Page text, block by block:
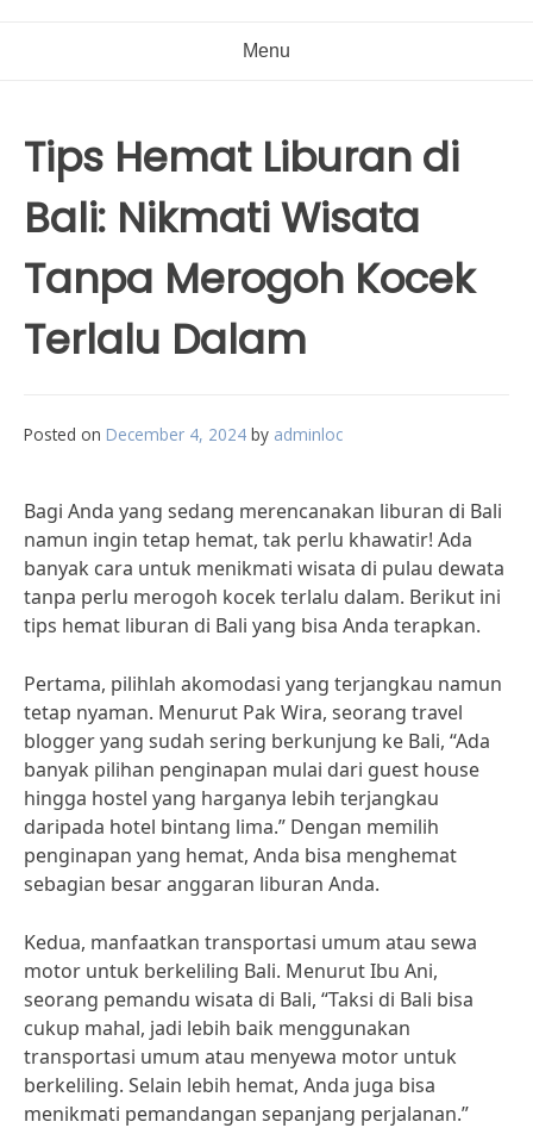
Menu
Tips Hemat Liburan di
Bali: Nikmati Wisata
Tanpa Merogoh Kocek
Terlalu Dalam
Posted on December 4, 2024 by adminloc
Bagi Anda yang sedang merencanakan liburan di Bali
namun ingin tetap hemat, tak perlu khawatir! Ada
banyak cara untuk menikmati wisata di pulau dewata
tanpa perlu merogoh kocek terlalu dalam. Berikut ini
tips hemat liburan di Bali yang bisa Anda terapkan.
Pertama, pilihlah akomodasi yang terjangkau namun
tetap nyaman. Menurut Pak Wira, seorang travel
blogger yang sudah sering berkunjung ke Bali, “Ada
banyak pilihan penginapan mulai dari guest house
hingga hostel yang harganya lebih terjangkau
daripada hotel bintang lima.” Dengan memilih
penginapan yang hemat, Anda bisa menghemat
sebagian besar anggaran liburan Anda.
Kedua, manfaatkan transportasi umum atau sewa
motor untuk berkeliling Bali. Menurut Ibu Ani,
seorang pemandu wisata di Bali, “Taksi di Bali bisa
cukup mahal, jadi lebih baik menggunakan
transportasi umum atau menyewa motor untuk
berkeliling. Selain lebih hemat, Anda juga bisa
menikmati pemandangan sepanjang perjalanan.”